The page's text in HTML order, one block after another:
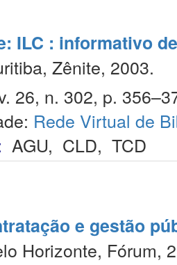
ILC : informativo
Zênite, 2003.
26, n. 302, p.
Rede Virtual de
AGU, CLD, TCD
e gestão
Horizonte, Fórum,